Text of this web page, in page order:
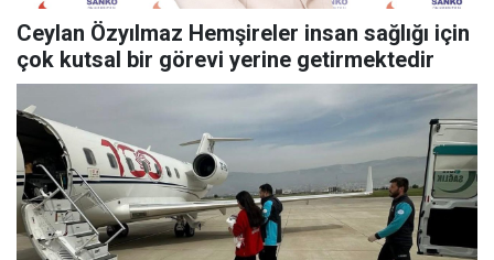
Ceylan Özyılmaz Hemşireler insan sağlığı için
çok kutsal bir görevi yerine getirmektedir